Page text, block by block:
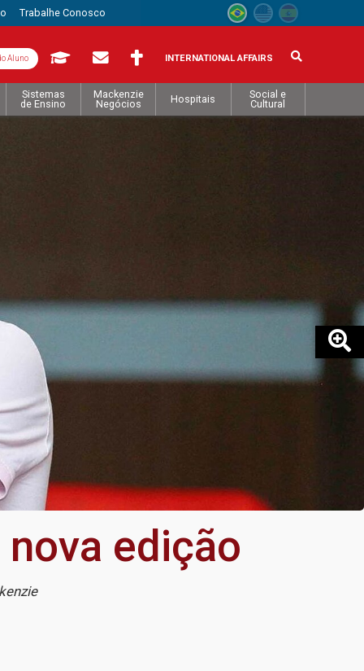
Trabalhe Conosco
Aluno INTERNATIONAL AFFAIRS
Sistemas
de Ensino
Mackenzie
Negócios
Hospitais
Social e
Cultural
edição